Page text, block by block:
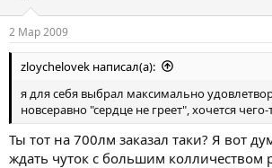
2 Мар 2009
zloychelovek написал(а):
я для себя выбрал максимально
новсеравно "сердце не греет", хочется
Ты тот на 700лм заказал таки? Я вот
ждать чуток с большим колличеством